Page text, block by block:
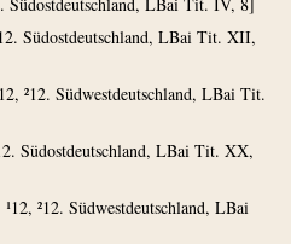
Südostdeutschland, LBai Tit. XII,
²12. Südwestdeutschland, LBai Tit.
Südostdeutschland, LBai Tit. XX,
¹12, ²12. Südwestdeutschland, LBai